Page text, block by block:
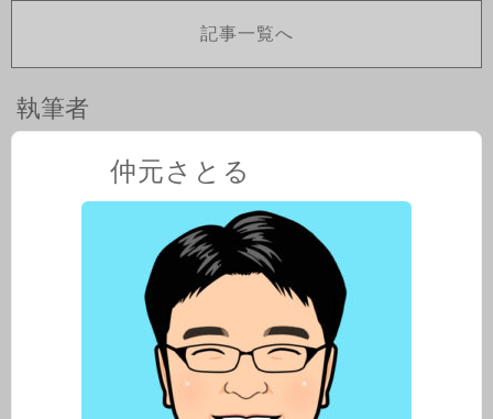
記事一覧へ
執筆者
仲元さとる